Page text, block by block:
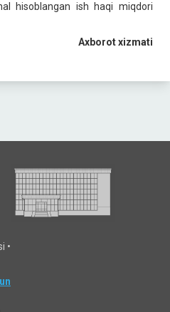
hisoblangan ish haqi miqdori
Axborot xizmati
•